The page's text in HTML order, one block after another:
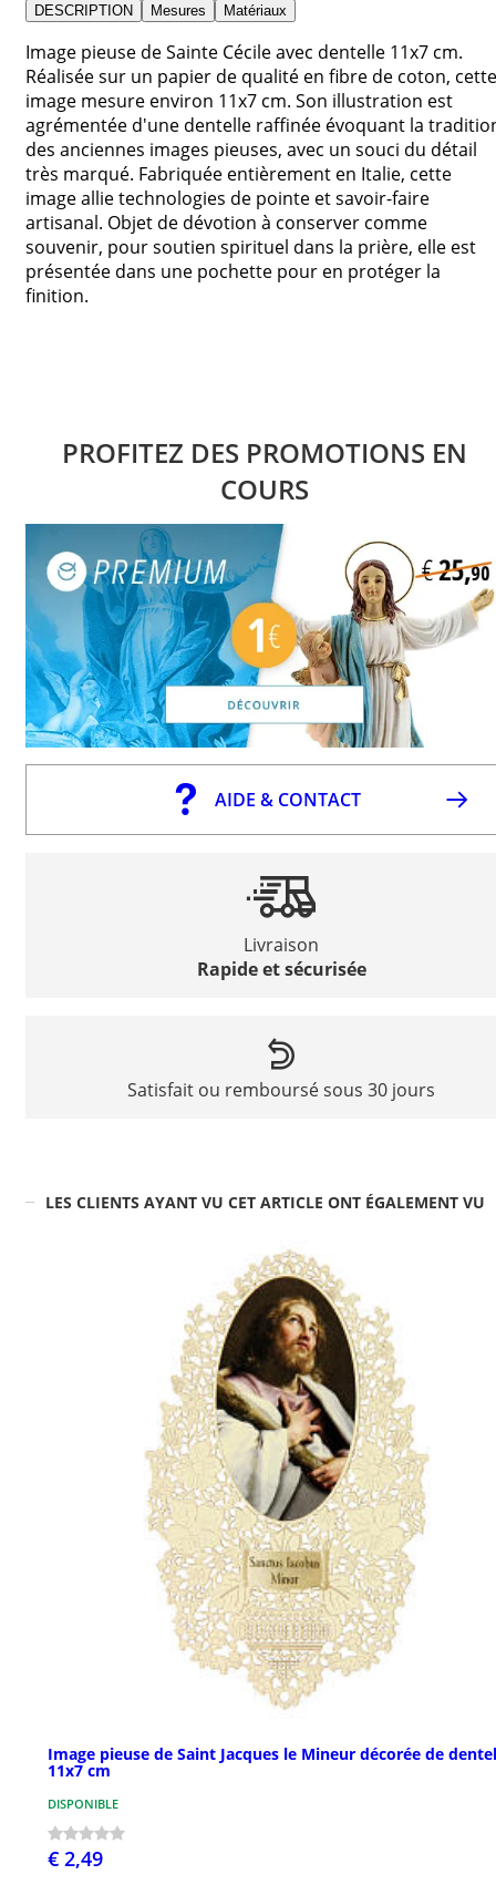
DESCRIPTION Mesures Matériaux
Image pieuse de Sainte Cécile avec dentelle 11x7 cm.
Réalisée sur un papier de qualité en fibre de coton, cette
image mesure environ 11x7 cm. Son illustration est
agrémentée d'une dentelle raffinée évoquant la
des anciennes images pieuses, avec un souci du détail
très marqué. Fabriquée entièrement en Italie, cette
image allie technologies de pointe et savoir-faire
artisanal. Objet de dévotion à conserver comme
souvenir, pour soutien spirituel dans la prière, elle est
présentée dans une pochette pour en protéger la
finition.
PROFITEZ DES PROMOTIONS EN
COURS
AIDE & CONTACT
Livraison
Rapide et sécurisée
Satisfait ou remboursé sous 30 jours
LES CLIENTS AYANT VU CET ARTICLE ONT ÉGALEMENT VU
Image pieuse de Saint Jacques le Mineur décorée de
11x7 cm
DISPONIBLE
€ 2,49